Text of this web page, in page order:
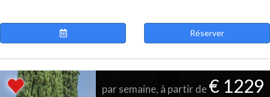
Réserver
par semaine, à partir de€ 1229